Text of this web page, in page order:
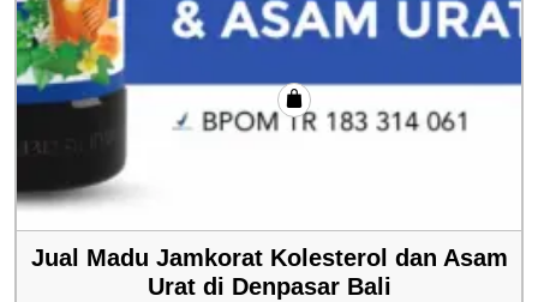
Jual Madu Jamkorat Kolesterol dan Asam
Urat di Denpasar Bali